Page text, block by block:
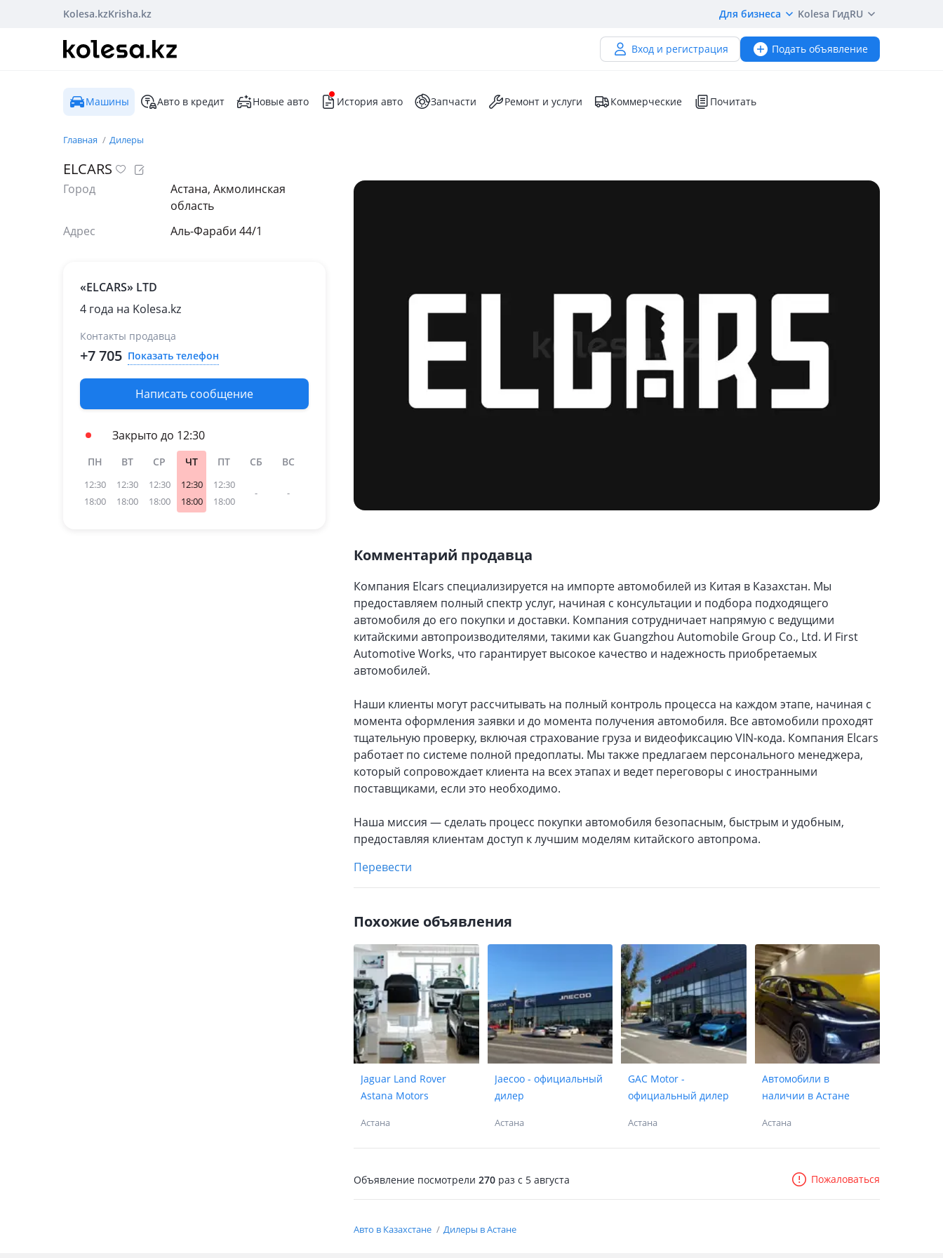
Kolesa.kzKrisha.kz Для бизнеса Kolesa ГидRU
Вход и регистрация Подать объявление
Машины Авто в кредит Новые авто История авто Запчасти Ремонт и услуги Коммерческие Почитать
Главная Дилеры
ELCARS
Город
Астана, Акмолинская
область
Адрес
Аль-Фараби 44/1
«ELCARS» LTD
4 года на Kolesa.kz
Контакты продавца
+7 705 Показать телефон
Написать сообщение
Закрыто до 12:30
ПН
12:30
18:00
ВТ
12:30
18:00
СР
12:30
18:00
ЧТ
12:30
18:00
ПТ
12:30
18:00
СБ
-
ВС
-
Комментарий продавца
Компания Elcars специализируется на импорте автомобилей из Китая в Казахстан. Мы
предоставляем полный спектр услуг, начиная с консультации и подбора подходящего
автомобиля до его покупки и доставки. Компания сотрудничает напрямую с ведущими
китайскими автопроизводителями, такими как Guangzhou Automobile Group Co., Ltd. И First
Automotive Works, что гарантирует высокое качество и надежность приобретаемых
автомобилей.
Наши клиенты могут рассчитывать на полный контроль процесса на каждом этапе, начиная с
момента оформления заявки и до момента получения автомобиля. Все автомобили проходят
тщательную проверку, включая страхование груза и видеофиксацию VIN-кода. Компания Elcars
работает по системе полной предоплаты. Мы также предлагаем персонального менеджера,
который сопровождает клиента на всех этапах и ведет переговоры с иностранными
поставщиками, если это необходимо.
Наша миссия — сделать процесс покупки автомобиля безопасным, быстрым и удобным,
предоставляя клиентам доступ к лучшим моделям китайского автопрома.
Перевести
Похожие объявления
Jaguar Land Rover
Astana Motors
Астана
Jaecoo - официальный
дилер
Астана
GAC Motor -
официальный дилер
Астана
Автомобили в
наличии в Астане
Астана
Объявление посмотрели 270 раз c 5 августа Пожаловаться
Авто в Казахстане Дилеры в Астане